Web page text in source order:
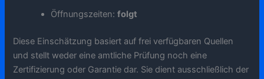
Öffnungszeiten:folgt
Diese Einschätzung basiert auf frei verfügbaren Quellen
und stellt weder eine amtliche Prüfung noch eine
Zertifizierung oder Garantie dar. Sie dient ausschließlich der